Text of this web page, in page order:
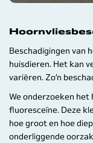
Beschadigingen van
huisdieren. Het kan
variëren. Zo’n
We onderzoeken het
fluoresceïne. Deze
hoe groot en hoe
onderliggende